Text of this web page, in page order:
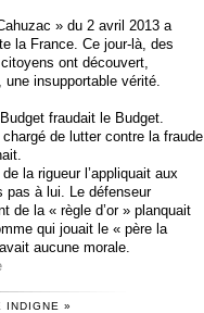
» du 2 avril 2013 a
la France. Ce jour-là, des
ont découvert,
une insupportable vérité.
fraudait le Budget.
chargé de lutter contre la fraude
la rigueur l’appliquait aux
pas à lui. Le défenseur
de la « règle d’or » planquait
qui jouait le « père la
aucune morale.
INDIGNE »